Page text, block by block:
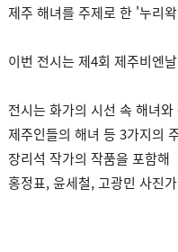
제주 해녀를 주제로 한 '누리
이번 전시는 제4회 제주비엔
전시는 화가의 시선 속 해녀
제주인들의 해녀 등 3가지의
장리석 작가의 작품을 포함해
홍정표, 윤세철, 고광민 사진